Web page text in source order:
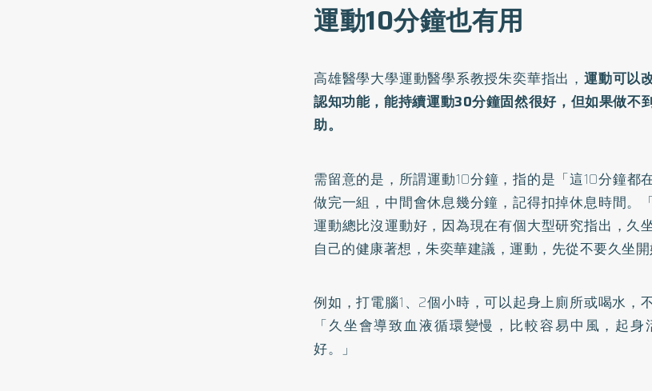
運動10分鐘也有用
高雄醫學大學運動醫學系教授朱奕華指出， 運動可以
認知功能，能持續運動30分鐘固然很好，但如果做不
助。
需留意的是，所謂運動10分鐘，指的是「這10分鐘都
做完一組，中間會休息幾分鐘，記得扣掉休息時間。
運動總比沒運動好，因為現在有個大型研究指出，久
自己的健康著想，朱奕華建議，運動，先從不要久坐開
例如，打電腦1、2個小時，可以起身上廁所或喝水，
「久坐會導致血液循環變慢，比較容易中風，起
好。」